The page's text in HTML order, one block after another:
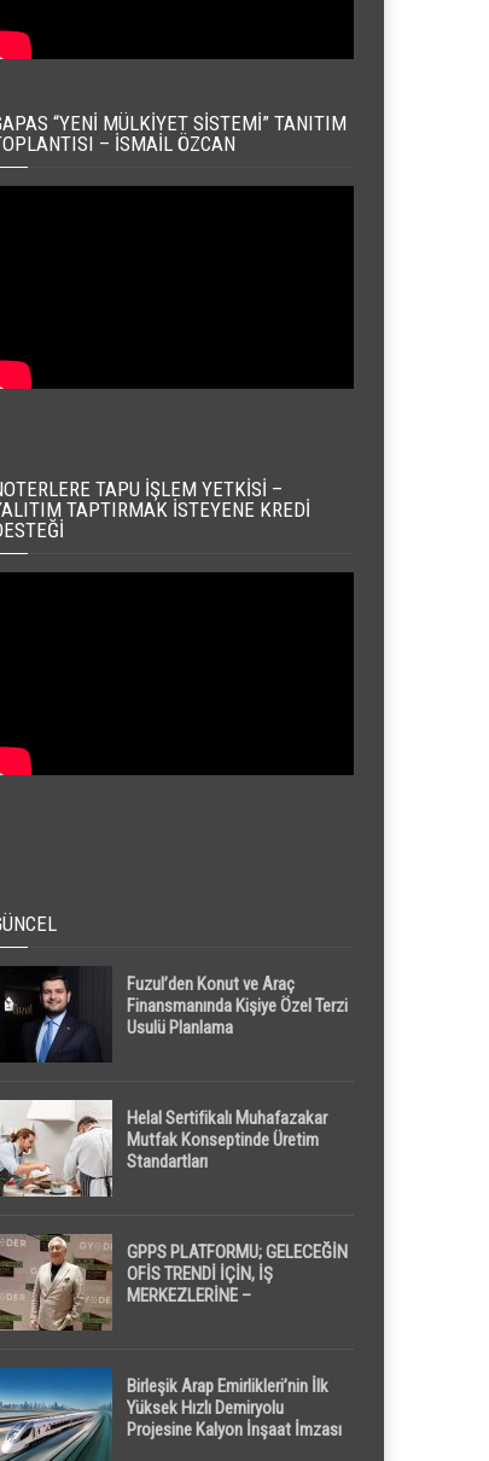
“YENI MÜLKIYET SISTEMI” TANITIM
– İSMAIL ÖZCAN
TAPU İŞLEM YETKISI –
TAPTIRMAK İSTEYENE KREDI
Fuzul’den Konut ve Araç
Finansmanında Kişiye Özel Terzi
Usulü Planlama
Helal Sertifikalı Muhafazakar
Mutfak Konseptinde Üretim
Standartları
GPPS PLATFORMU; GELECEĞİN
OFİS TRENDİ İÇİN, İŞ
MERKEZLERİNE –
Birleşik Arap Emirlikleri’nin İlk
Yüksek Hızlı Demiryolu
Projesine Kalyon İnşaat İmzası